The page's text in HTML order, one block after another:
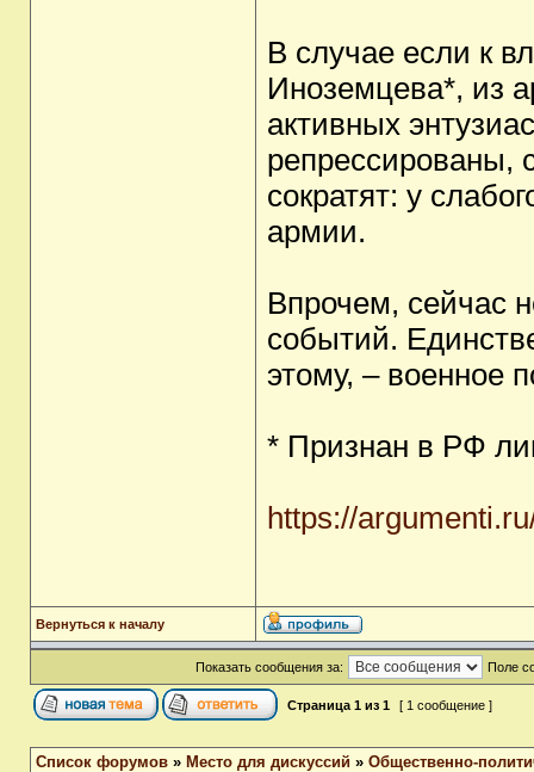
В случае если к
Иноземцева*, из
активных
сократят: у
армии.
Впрочем, сейчас
событий.
этому, – военное
* Признан в РФ
https://
Вернуться к началу
Показать сообщения за: Поле
Страница 1 из 1 [ 1 сообщение ]
Список форумов » Место для дискуссий » Общественно-